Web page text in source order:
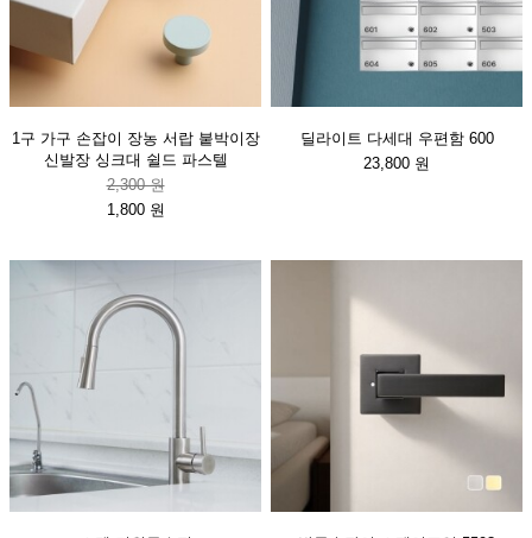
1구 가구 손잡이 장농 서랍 붙박이장
신발장 싱크대 쉴드 파스텔
2,300 원
1,800 원
딜라이트 다세대 우편함 600
23,800 원